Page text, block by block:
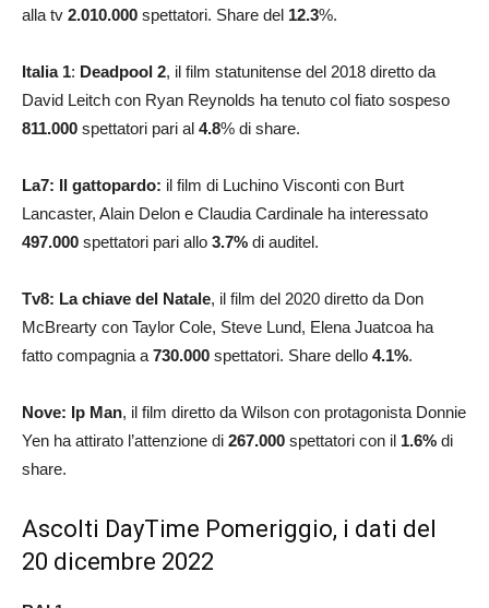
alla tv 2.010.000 spettatori. Share del 12.3%.
Italia 1: Deadpool 2, il film statunitense del 2018 diretto da
David Leitch con Ryan Reynolds ha tenuto col fiato sospeso
811.000 spettatori pari al 4.8% di share.
La7: Il gattopardo: il film di Luchino Visconti con Burt
Lancaster, Alain Delon e Claudia Cardinale ha interessato
497.000 spettatori pari allo 3.7% di auditel.
Tv8: La chiave del Natale, il film del 2020 diretto da Don
McBrearty con Taylor Cole, Steve Lund, Elena Juatcoa ha
fatto compagnia a 730.000 spettatori. Share dello 4.1%.
Nove: Ip Man, il film diretto da Wilson con protagonista Donnie
Yen ha attirato l’attenzione di 267.000 spettatori con il 1.6% di
share.
Ascolti DayTime Pomeriggio, i dati del
20 dicembre 2022